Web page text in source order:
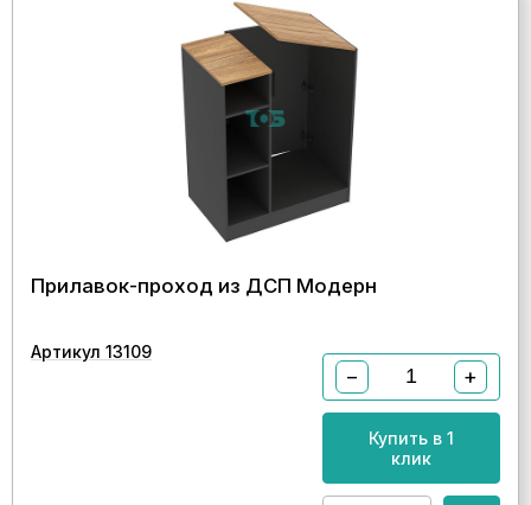
Прилавок-проход из ДСП Модерн
Артикул 13109
− +
Купить в 1
клик